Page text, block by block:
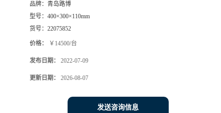
品牌： 青岛路博
型号： 400×300×110mm
货号： 22075852
价格： ￥14500/台
发布日期： 2022-07-09
更新日期： 2026-08-07
发送咨询信息